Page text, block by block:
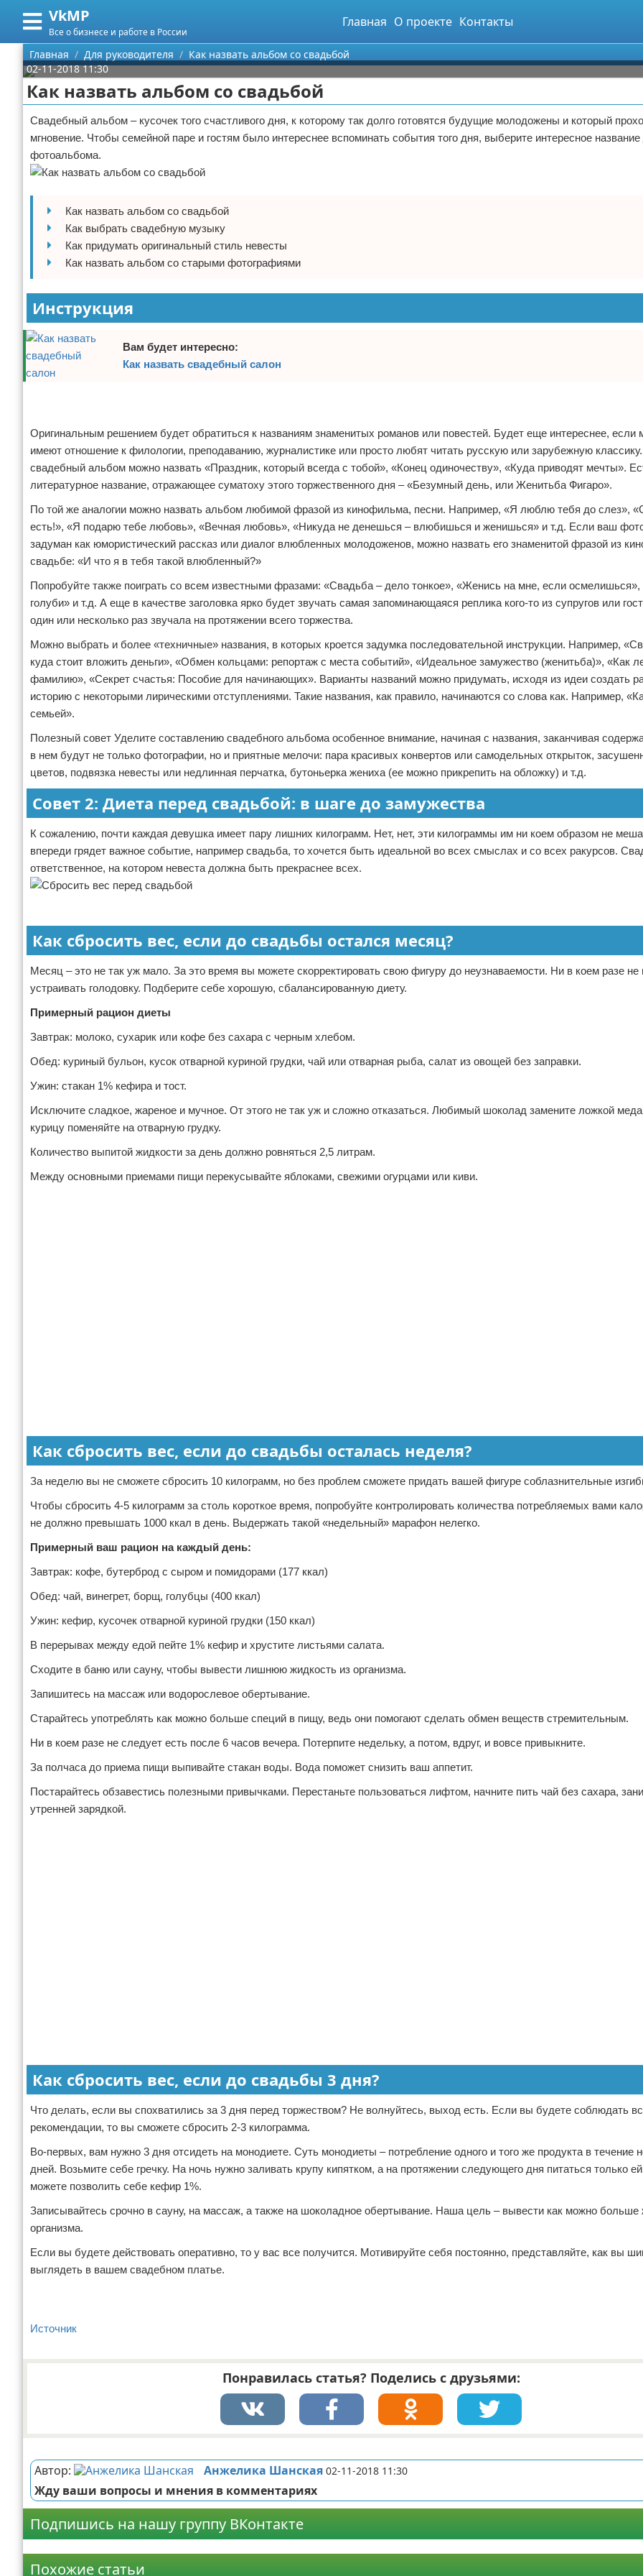
VkMP
Все о бизнесе и работе в России
Главная О проекте Контакты
Меню
Главная
Категории
Сельское хозяйство
Разное
Идеи бизнеса
Для руководителя
Промышленность
Международный бизнес
Продажи
Начало бизнеса
Обзоры услуг
Деловое общение
Менеджмент
Поиск
О проекте
Контакты
Сотрудничество
Размещение рекламы
Для правообладателей
Условия предоставления информации
Отказ от ответственности
Главная Для руководителя
Как назвать альбом со свадьбой
02-11-2018 11:30
Как назвать альбом со свадьбой
Свадебный альбом – кусочек того счастливого дня, к которому так долго готовятся будущие молодожены и который
мгновение. Чтобы семейной паре и гостям было интереснее вспоминать события того дня, выберите интересное название
фотоальбома.
Как назвать альбом со свадьбой
Как выбрать свадебную музыку
Как придумать оригинальный стиль невесты
Как назвать альбом со старыми фотографиями
Инструкция
Вам будет интересно:
Как назвать свадебный салон
Оригинальным решением будет обратиться к названиям знаменитых романов или повестей. Будет еще интереснее, если
имеют отношение к филологии, преподаванию, журналистике или просто любят читать русскую или зарубежную классику.
свадебный альбом можно назвать «Праздник, который всегда с тобой», «Конец одиночеству», «Куда приводят мечты».
литературное название, отражающее суматоху этого торжественного дня – «Безумный день, или Женитьба Фигаро».
По той же аналогии можно назвать альбом любимой фразой из кинофильма, песни. Например, «Я люблю тебя до слез»,
есть!», «Я подарю тебе любовь», «Вечная любовь», «Никуда не денешься – влюбишься и женишься» и т.д. Если ваш
задуман как юмористический рассказ или диалог влюбленных молодоженов, можно назвать его знаменитой фразой из
свадьбе: «И что я в тебя такой влюбленный?»
Попробуйте также поиграть со всем известными фразами: «Свадьба – дело тонкое», «Женись на мне, если осмелишься»,
голуби» и т.д. А еще в качестве заголовка ярко будет звучать самая запоминающаяся реплика кого-то из супругов или
один или несколько раз звучала на протяжении всего торжества.
Можно выбрать и более «техничные» названия, в которых кроется задумка последовательной инструкции. Например,
куда стоит вложить деньги», «Обмен кольцами: репортаж с места событий», «Идеальное замужество (женитьба)», «Как
фамилию», «Секрет счастья: Пособие для начинающих». Варианты названий можно придумать, исходя из идеи создать
историю с некоторыми лирическими отступлениями. Такие названия, как правило, начинаются со слова как. Например,
семьей».
Полезный совет Уделите составлению свадебного альбома особенное внимание, начиная с названия, заканчивая
в нем будут не только фотографии, но и приятные мелочи: пара красивых конвертов или самодельных открыток,
цветов, подвязка невесты или недлинная перчатка, бутоньерка жениха (ее можно прикрепить на обложку) и т.д.
Совет 2: Диета перед свадьбой: в шаге до замужества
К сожалению, почти каждая девушка имеет пару лишних килограмм. Нет, нет, эти килограммы им ни коем образом не
впереди грядет важное событие, например свадьба, то хочется быть идеальной во всех смыслах и со всех ракурсов.
ответственное, на котором невеста должна быть прекраснее всех.
Как сбросить вес, если до свадьбы остался месяц?
Месяц – это не так уж мало. За это время вы можете скорректировать свою фигуру до неузнаваемости. Ни в коем разе не
устраивать голодовку. Подберите себе хорошую, сбалансированную диету.
Примерный рацион диеты
Завтрак: молоко, сухарик или кофе без сахара с черным хлебом.
Обед: куриный бульон, кусок отварной куриной грудки, чай или отварная рыба, салат из овощей без заправки.
Ужин: стакан 1% кефира и тост.
Исключите сладкое, жареное и мучное. От этого не так уж и сложно отказаться. Любимый шоколад замените ложкой
курицу поменяйте на отварную грудку.
Количество выпитой жидкости за день должно ровняться 2,5 литрам.
Между основными приемами пищи перекусывайте яблоками, свежими огурцами или киви.
Как сбросить вес, если до свадьбы осталась неделя?
За неделю вы не сможете сбросить 10 килограмм, но без проблем сможете придать вашей фигуре соблазнительные
Чтобы сбросить 4-5 килограмм за столь короткое время, попробуйте контролировать количества потребляемых вами
не должно превышать 1000 ккал в день. Выдержать такой «недельный» марафон нелегко.
Примерный ваш рацион на каждый день:
Завтрак: кофе, бутерброд с сыром и помидорами (177 ккал)
Обед: чай, винегрет, борщ, голубцы (400 ккал)
Ужин: кефир, кусочек отварной куриной грудки (150 ккал)
В перерывах между едой пейте 1% кефир и хрустите листьями салата.
Сходите в баню или сауну, чтобы вывести лишнюю жидкость из организма.
Запишитесь на массаж или водорослевое обертывание.
Старайтесь употреблять как можно больше специй в пищу, ведь они помогают сделать обмен веществ стремительным.
Ни в коем разе не следует есть после 6 часов вечера. Потерпите недельку, а потом, вдруг, и вовсе привыкните.
За полчаса до приема пищи выпивайте стакан воды. Вода поможет снизить ваш аппетит.
Постарайтесь обзавестись полезными привычками. Перестаньте пользоваться лифтом, начните пить чай без сахара,
утренней зарядкой.
Как сбросить вес, если до свадьбы 3 дня?
Что делать, если вы спохватились за 3 дня перед торжеством? Не волнуйтесь, выход есть. Если вы будете соблюдать
рекомендации, то вы сможете сбросить 2-3 килограмма.
Во-первых, вам нужно 3 дня отсидеть на монодиете. Суть монодиеты – потребление одного и того же продукта в течение
дней. Возьмите себе гречку. На ночь нужно заливать крупу кипятком, а на протяжении следующего дня питаться только
можете позволить себе кефир 1%.
Записывайтесь срочно в сауну, на массаж, а также на шоколадное обертывание. Наша цель – вывести как можно больше
организма.
Если вы будете действовать оперативно, то у вас все получится. Мотивируйте себя постоянно, представляйте, как вы
выглядеть в вашем свадебном платье.
Источник
Понравилась статья? Поделись с друзьями:
Автор: Анжелика Шанская 02-11-2018 11:30
Жду ваши вопросы и мнения в комментариях
Подпишись на нашу группу ВКонтакте
Похожие статьи